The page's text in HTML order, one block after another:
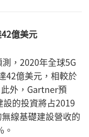
億美元
，2020年全球5G
42億美元，相較於
外，Gartner預
設的投資將占2019
線基礎建設營收的